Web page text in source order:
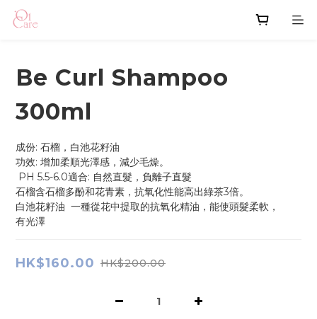
Be Curl Shampoo
300ml
成份: 石榴，白池花籽油
功效: 增加柔順光澤感，減少毛燥。
PH 5.5-6.0適合: 自然直髮，負離子直髮
石榴含石榴多酚和花青素，抗氧化性能高出綠茶3倍。
白池花籽油  一種從花中提取的抗氧化精油，能使頭髮柔軟，
有光澤
HK$160.00 HK$200.00